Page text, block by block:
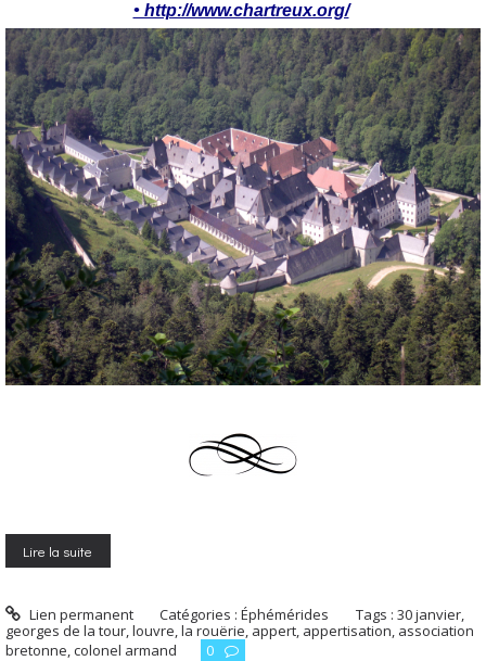
• http://www.chartreux.org/
Lire la suite
Lien permanent Catégories :Éphémérides Tags :30 janvier,
georges de la tour,louvre,la rouërie, appert, appertisation, association
bretonne,colonel armand 0